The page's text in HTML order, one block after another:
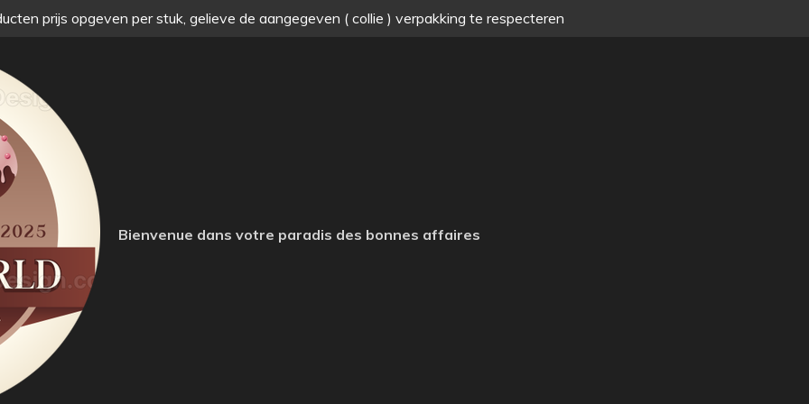
prijs opgeven per stuk, gelieve de aangegeven ( collie ) verpakking te respecteren
Bienvenue dans votre paradis des bonnes affaires